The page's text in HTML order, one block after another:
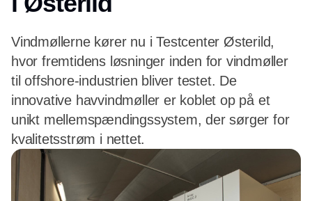
Vindmøllerne kører nu i Testcenter Østerild,
hvor fremtidens løsninger inden for vindmøller
til offshore-industrien bliver testet. De
innovative havvindmøller er koblet op på et
unikt mellemspændingssystem, der sørger for
kvalitetsstrøm i nettet.